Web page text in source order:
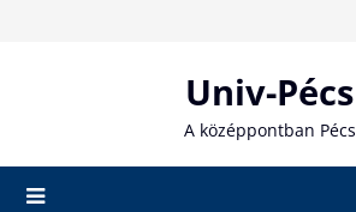
Univ-Pécs
A középpontban Pécs